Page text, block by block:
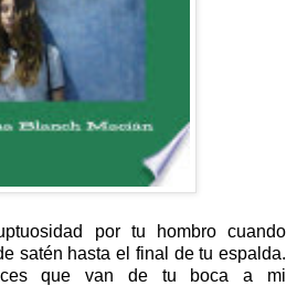
por tu hombro cuando
satén hasta el final de tu espalda.
que van de tu boca a mi